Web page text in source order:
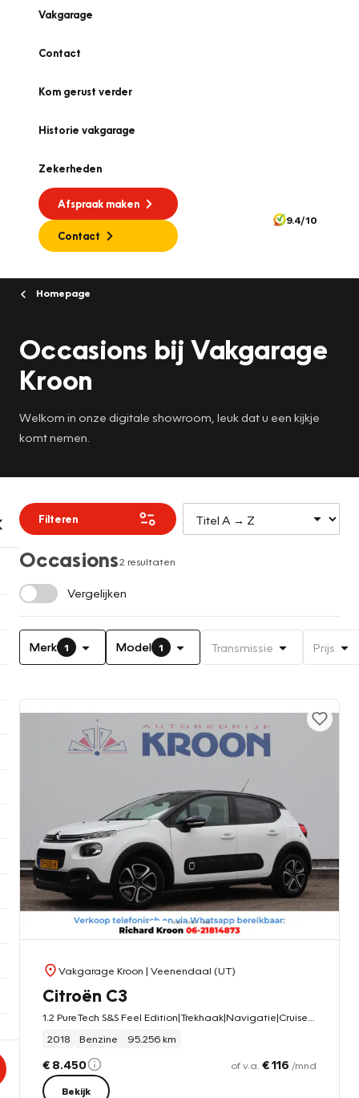
Vakgarage
Contact
Kom gerust verder
Historie vakgarage
Zekerheden
Afspraak maken
Contact
9.4/10
Homepage
Occasions bij Vakgarage
Kroon
Welkom in onze digitale showroom, leuk dat u een kijkje
komt nemen.
Filteren
Occasions2 resultaten
Vergelijken
Merk 1 Model 1 Transmissie Prijs
Vakgarage Kroon | Veenendaal (UT)
Citroën C3
2018
Benzine 95.256 km
€ 8.450 of v.a. € 116 /mnd
Bekijk